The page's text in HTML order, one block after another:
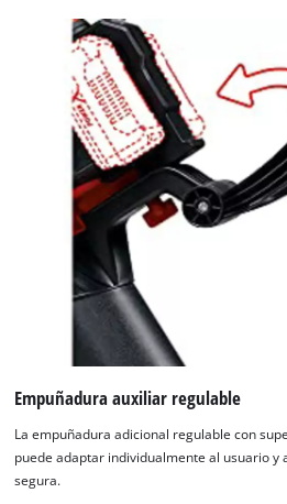
Empuñadura auxiliar regulable
La empuñadura adicional regulable con
puede adaptar individualmente al usuario y
segura.